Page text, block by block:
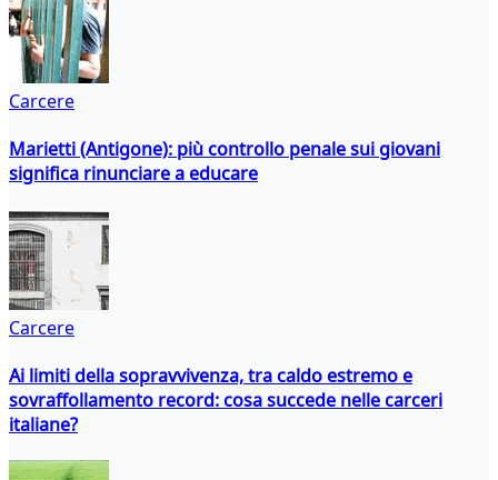
Carcere
Marietti (Antigone): più controllo penale sui giovani
significa rinunciare a educare
Carcere
Ai limiti della sopravvivenza, tra caldo estremo e
sovraffollamento record: cosa succede nelle carceri
italiane?